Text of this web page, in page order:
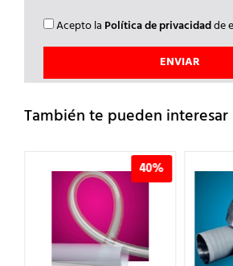
Acepto la Política de privacidadde
También te pueden interesar
40%